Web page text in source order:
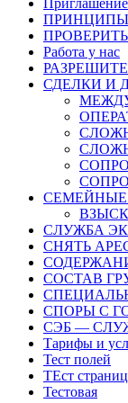
Приглашение
ПРИНЦИПЫ
Работа у нас
СДЕЛКИ И
СЛУЖБА
СНЯТЬ
СОСТАВ
СПОРЫ С
СЭБ —
Тарифы и
Тест полей
ТЕст
Тестовая